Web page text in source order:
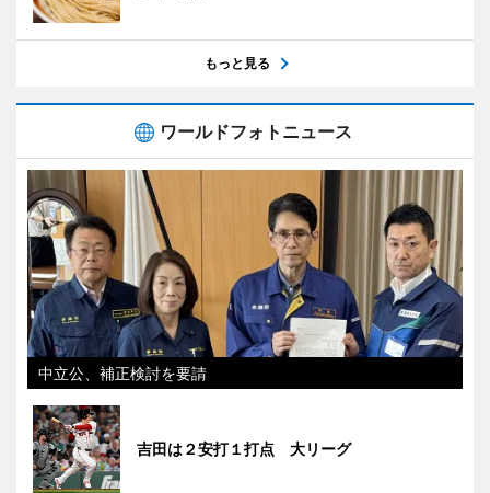
もっと見る
ワールドフォトニュース
中立公、補正検討を要請
吉田は２安打１打点 大リーグ